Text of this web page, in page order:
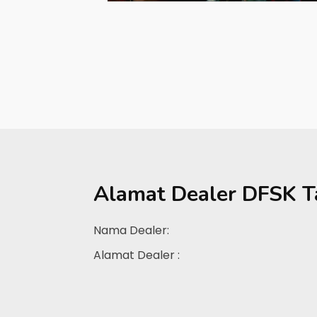
Alamat Dealer DFSK
Nama Dealer:
Alamat Dealer :